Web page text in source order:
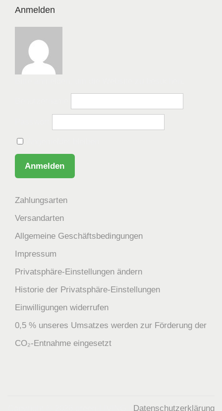
Anmelden
Zahlungsarten
Versandarten
Allgemeine Geschäftsbedingungen
Impressum
Privatsphäre-Einstellungen ändern
Historie der Privatsphäre-Einstellungen
Einwilligungen widerrufen
0,5 % unseres Umsatzes werden zur Förderung der
CO₂-Entnahme eingesetzt
Datenschutzerklärung